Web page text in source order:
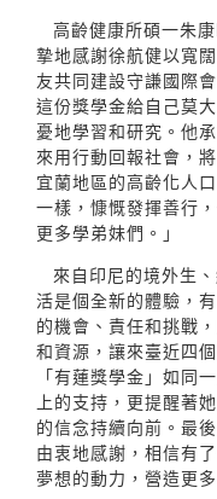
高齡健康所碩一朱
摯地感謝徐航健以寬
友共同建設守謙國際
這份獎學金給自己莫
憂地學習和研究。他
來用行動回報社會，
宜蘭地區的高齡化人
一樣，慷慨發揮善行
更多學弟妹們。」
來自印尼的境外生
活是個全新的體驗，
的機會、責任和挑戰
和資源，讓來臺近四
「有蓮獎學金」如同
上的支持，更提醒著
的信念持續向前。最
由衷地感謝，相信有
夢想的動力，營造更